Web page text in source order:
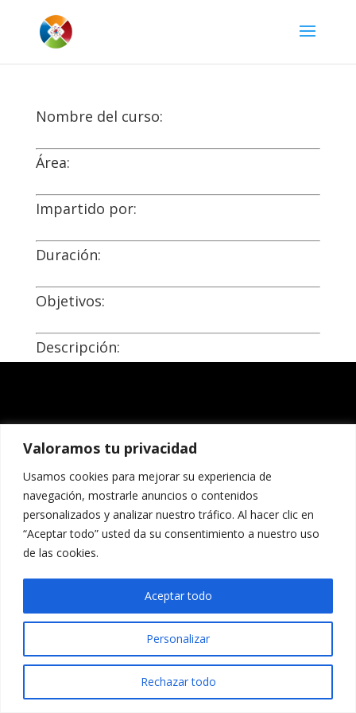
Valoramos tu privacidad
Usamos cookies para mejorar su experiencia de
navegación, mostrarle anuncios o contenidos
personalizados y analizar nuestro tráfico. Al hacer clic en
“Aceptar todo” usted da su consentimiento a nuestro uso
de las cookies.
Personalizar
Rechazar todo
Aceptar todo
Nombre del curso:
Área:
Impartido por:
Duración:
Objetivos:
Descripción: